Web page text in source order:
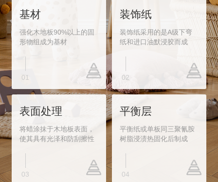
基材
强化木地板90%以上的固
形物组成为基材
01
装饰纸
装饰纸采用的是A级下弯
纸和进口油默浸胶而成
02
表面处理
将蜡涂抹于木地板表面，
使其具有光泽和防刮擦性
03
平衡层
平衡纸或单板同三聚氰胺
树脂浸渍热固化后制成
04